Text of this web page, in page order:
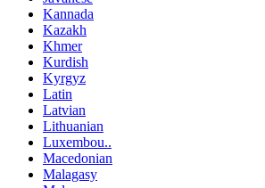
Kannada
Kazakh
Khmer
Kurdish
Kyrgyz
Latin
Latvian
Lithuanian
Luxembou..
Macedonian
Malagasy